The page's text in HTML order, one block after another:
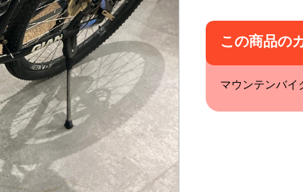
この商品の
マウンテンバイ